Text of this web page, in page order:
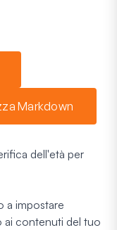
Markdown
dell'età per
a impostare
ai contenuti del tuo